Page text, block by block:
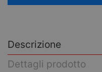
Descrizione
Dettagli prodotto